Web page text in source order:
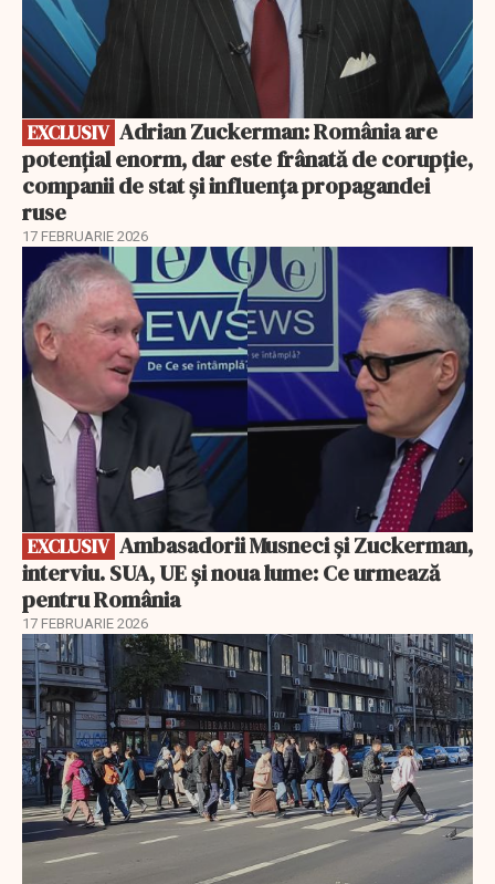
EXCLUSIV
potențial enorm, dar este frânată de corupție,
companii de stat și influența propagandei
ruse
17 FEBRUARIE 2026
EXCLUSIV
EXCLUSIV
interviu. SUA, UE și noua lume: Ce urmează
pentru România
17 FEBRUARIE 2026